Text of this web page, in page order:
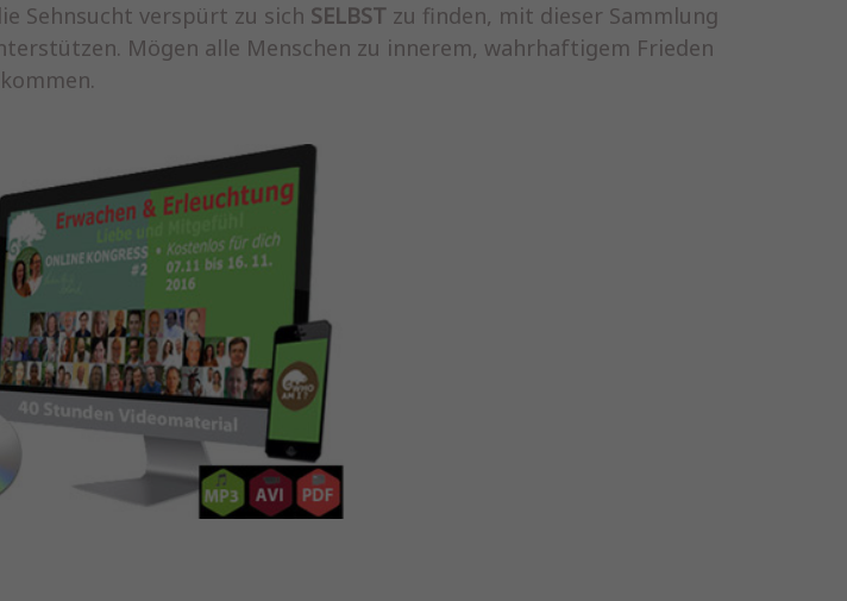
Sehnsucht verspürt zu sich SELBST zu finden, mit dieser Sammlung
Mögen alle Menschen zu innerem, wahrhaftigem Frieden
kommen.